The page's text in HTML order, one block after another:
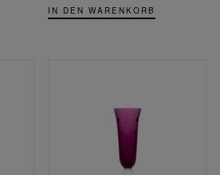
IN DEN WARENKORB